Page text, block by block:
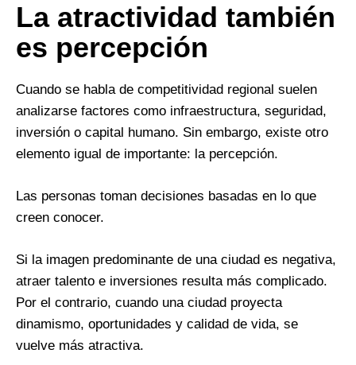
La atractividad también
es percepción
Cuando se habla de competitividad regional suelen
analizarse factores como infraestructura, seguridad,
inversión o capital humano. Sin embargo, existe otro
elemento igual de importante: la percepción.
Las personas toman decisiones basadas en lo que
creen conocer.
Si la imagen predominante de una ciudad es negativa,
atraer talento e inversiones resulta más complicado.
Por el contrario, cuando una ciudad proyecta
dinamismo, oportunidades y calidad de vida, se
vuelve más atractiva.